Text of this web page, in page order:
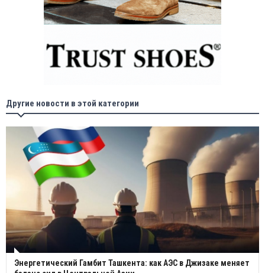
Другие новости в этой категории
Энергетический Гамбит Ташкента: как АЭС в Джизаке меняет